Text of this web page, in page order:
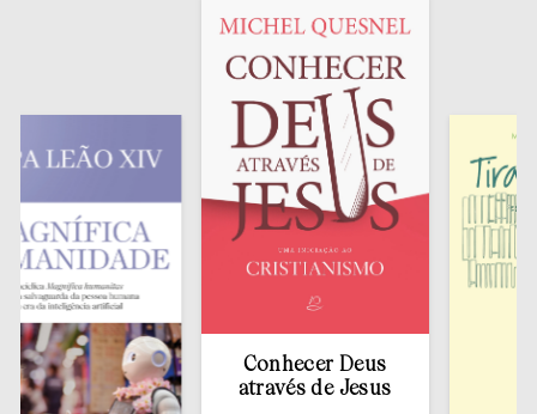
Conhecer Deus
através de Jesus